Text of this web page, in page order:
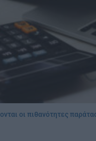
οι πιθανότητες